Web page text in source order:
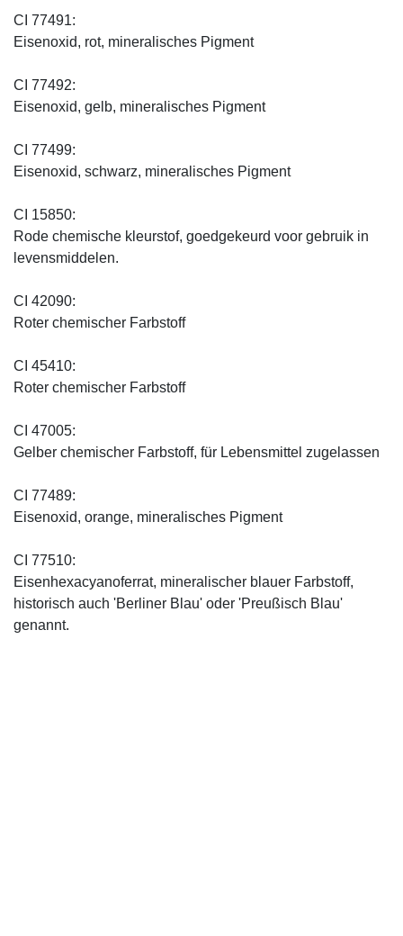
CI 77491:
Eisenoxid, rot, mineralisches Pigment
CI 77492:
Eisenoxid, gelb, mineralisches Pigment
CI 77499:
Eisenoxid, schwarz, mineralisches Pigment
CI 15850:
Rode chemische kleurstof, goedgekeurd voor gebruik in
levensmiddelen.
CI 42090:
Roter chemischer Farbstoff
CI 45410:
Roter chemischer Farbstoff
CI 47005:
Gelber chemischer Farbstoff, für Lebensmittel zugelassen
CI 77489:
Eisenoxid, orange, mineralisches Pigment
CI 77510:
Eisenhexacyanoferrat, mineralischer blauer Farbstoff,
historisch auch 'Berliner Blau' oder 'Preußisch Blau'
genannt.